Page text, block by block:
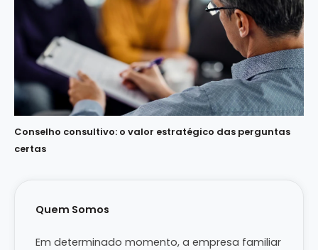
Conselho consultivo: o valor estratégico das perguntas
certas
Quem Somos
Em determinado momento, a empresa familiar